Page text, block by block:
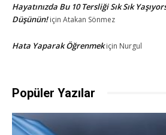
Hayatınızda Bu 10 Tersliği Sık Sık
Düşünün!için Atakan Sönmez
Hata Yaparak Öğrenmekiçin Nurgul
Popüler Yazılar